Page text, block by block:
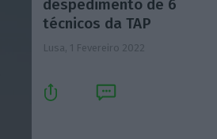
despedimento de 6
técnicos da TAP
Lusa, 1 Fevereiro 2022